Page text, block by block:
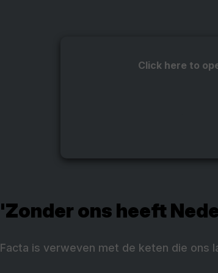
Click here to
'Zonder ons heeft
Facta is verweven met de keten die ons